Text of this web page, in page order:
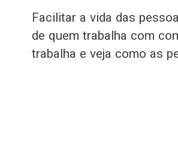
Facilitar a vida das
de quem trabalha com
trabalha e veja como as